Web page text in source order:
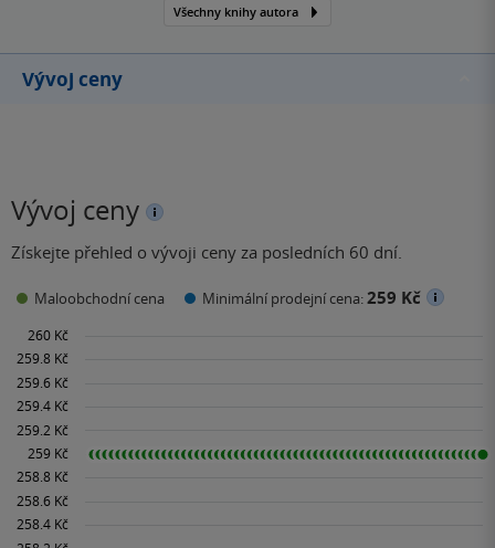
Všechny knihy autora
Vývoj ceny
Vývoj ceny
Získejte přehled o vývoji ceny za posledních 60 dní.
Maloobchodní cena Minimální prodejní cena:259 Kč